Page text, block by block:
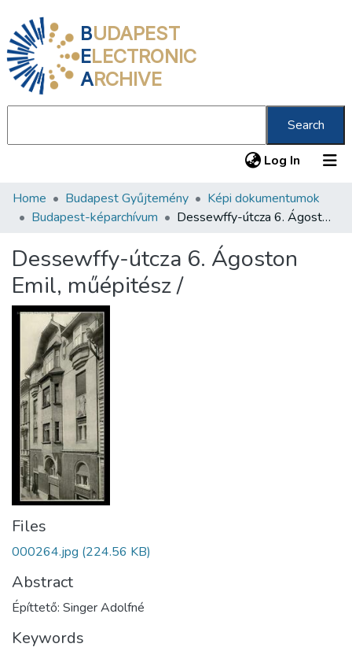
BUDAPEST
ELECTRONIC
ARCHIVE
Search
Log In (current)
Communities & Collections
Statistics
About us
Home Budapest Gyűjtemény
Képi dokumentumok
Budapest-képarchívum
Dessewffy-útcza 6. Ágoston Emil, műépitész /
Dessewffy-útcza 6. Ágoston
Emil, műépitész /
Files
000264.jpg (224.56 KB)
Abstract
Építtető: Singer Adolfné
Keywords